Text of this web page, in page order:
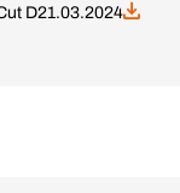
D21.03.2024